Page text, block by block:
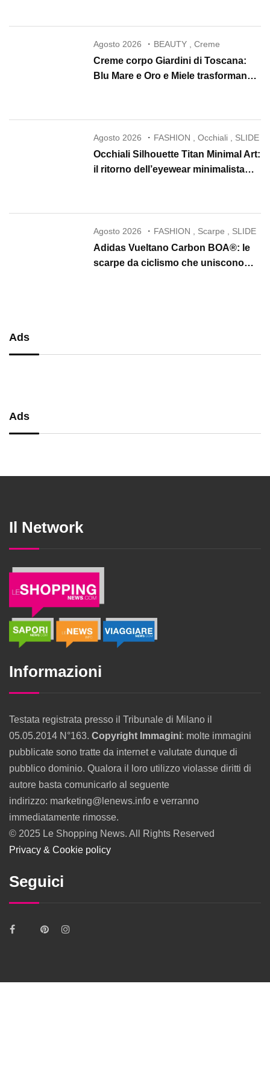
Agosto 2026 BEAUTY ,Creme
Creme corpo Giardini di Toscana:
Blu Mare e Oro e Miele trasformano
Agosto 2026 FASHION ,Occhiali SLIDE
Occhiali Silhouette Titan Minimal Art:
il ritorno dell’eyewear minimalista
Agosto 2026 FASHION Scarpe SLIDE
Adidas Vueltano Carbon BOA®: le
scarpe da ciclismo che uniscono
Ads
Ads
Il Network
Informazioni
Testata registrata presso il Tribunale di Milano il
05.05.2014 N°163. Copyright Immagini: molte immagini
pubblicate sono tratte da internet e valutate dunque di
pubblico dominio. Qualora il loro utilizzo violasse diritti di
autore basta comunicarlo al seguente
indirizzo: marketing@lenews.info e verranno
immediatamente rimosse.
© 2025 Le Shopping News. All Rights Reserved
Privacy & Cookie policy
Seguici